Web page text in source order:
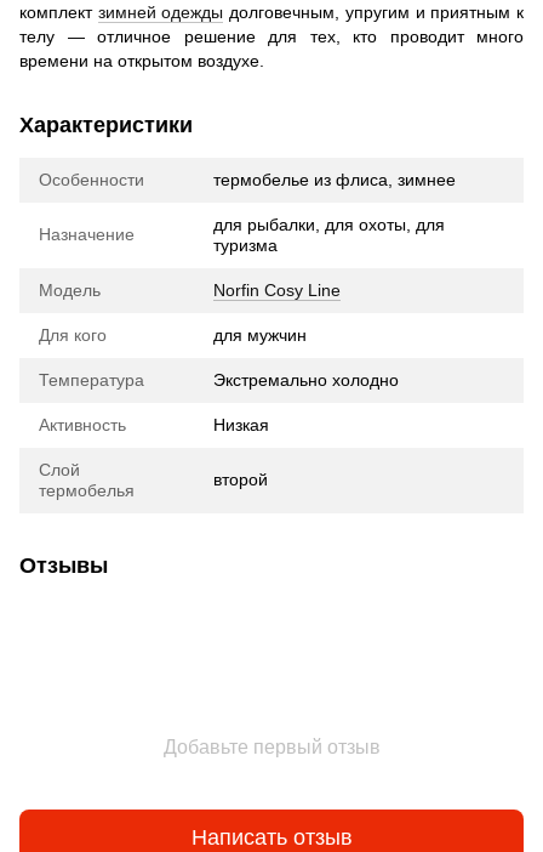
комплект зимней одежды долговечным, упругим и приятным к
телу — отличное решение для тех, кто проводит много
времени на открытом воздухе.
Характеристики
Особенности термобелье из флиса, зимнее
Назначение
для рыбалки, для охоты, для
туризма
Модель Norfin Cosy Line
Для кого для мужчин
Температура Экстремально холодно
Активность Низкая
Слой
термобелья
второй
Отзывы
Добавьте первый отзыв
Написать отзыв